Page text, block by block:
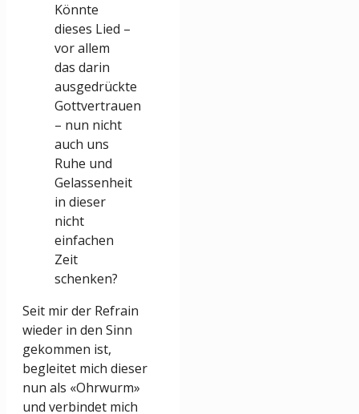
Könnte
dieses Lied –
vor allem
das darin
ausgedrückte
Gottvertrauen
– nun nicht
auch uns
Ruhe und
Gelassenheit
in dieser
nicht
einfachen
Zeit
schenken?
Seit mir der Refrain
wieder in den Sinn
gekommen ist,
begleitet mich dieser
nun als «Ohrwurm»
und verbindet mich